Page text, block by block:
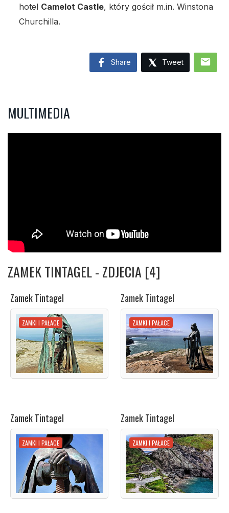
hotel Camelot Castle, który gościł m.in. Winstona
Churchilla.
Share Tweet mail
MULTIMEDIA
ZAMEK TINTAGEL - ZDJECIA [4]
Zamek Tintagel
ZAMKI I PAŁACE
Zamek Tintagel
ZAMKI I PAŁACE
Zamek Tintagel
ZAMKI I PAŁACE
Zamek Tintagel
ZAMKI I PAŁACE